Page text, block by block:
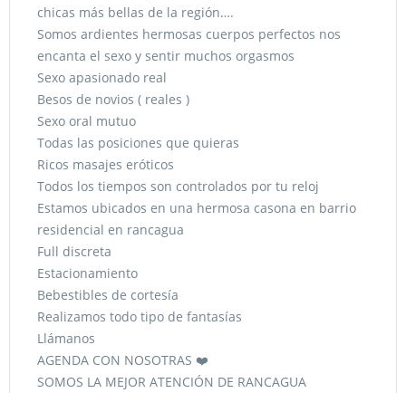
chicas más bellas de la región….
Somos ardientes hermosas cuerpos perfectos nos
encanta el sexo y sentir muchos orgasmos
Sexo apasionado real
Besos de novios ( reales )
Sexo oral mutuo
Todas las posiciones que quieras
Ricos masajes eróticos
Todos los tiempos son controlados por tu reloj
Estamos ubicados en una hermosa casona en barrio
residencial en rancagua
Full discreta
Estacionamiento
Bebestibles de cortesía
Realizamos todo tipo de fantasías
Llámanos
AGENDA CON NOSOTRAS ❤️
SOMOS LA MEJOR ATENCIÓN DE RANCAGUA